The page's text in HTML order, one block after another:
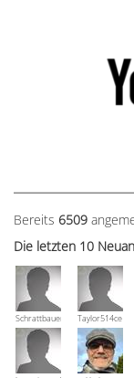
Bereits 6509
Die letzten 10
Schrattbauer Taylor514ce